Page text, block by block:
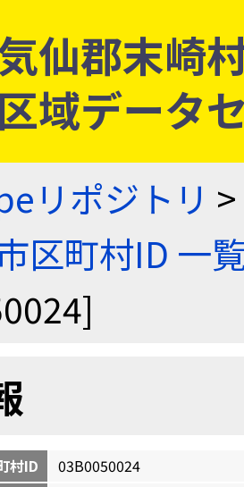
仙郡末崎
域データ
リポジトリ >
区町村ID 一
村ID
03B0050024